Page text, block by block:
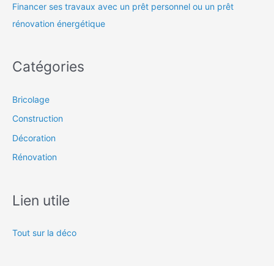
Financer ses travaux avec un prêt personnel ou un prêt
rénovation énergétique
Catégories
Bricolage
Construction
Décoration
Rénovation
Lien utile
Tout sur la déco